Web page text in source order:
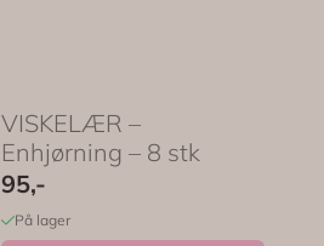
VISKELÆR –
Enhjørning – 8 stk
95,-
På lager